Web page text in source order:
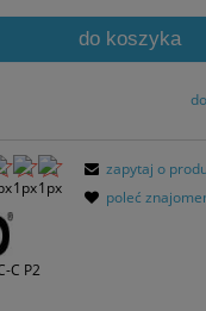
do koszyka
C P2
zapytaj o
poleć